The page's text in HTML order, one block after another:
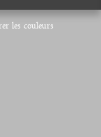
les couleurs